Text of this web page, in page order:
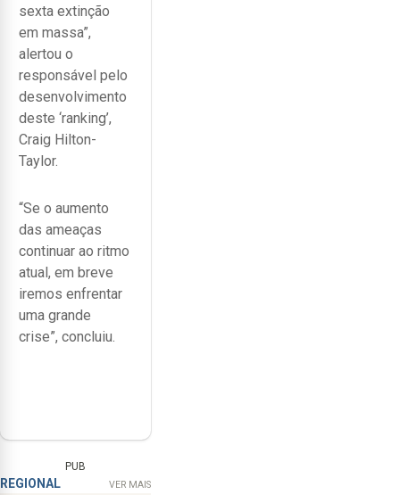
sexta extinção
em massa”,
alertou o
responsável pelo
desenvolvimento
deste ‘ranking’,
Craig Hilton-
Taylor.
“Se o aumento
das ameaças
continuar ao ritmo
atual, em breve
iremos enfrentar
uma grande
crise”, concluiu.
PUB
REGIONAL VER MAIS